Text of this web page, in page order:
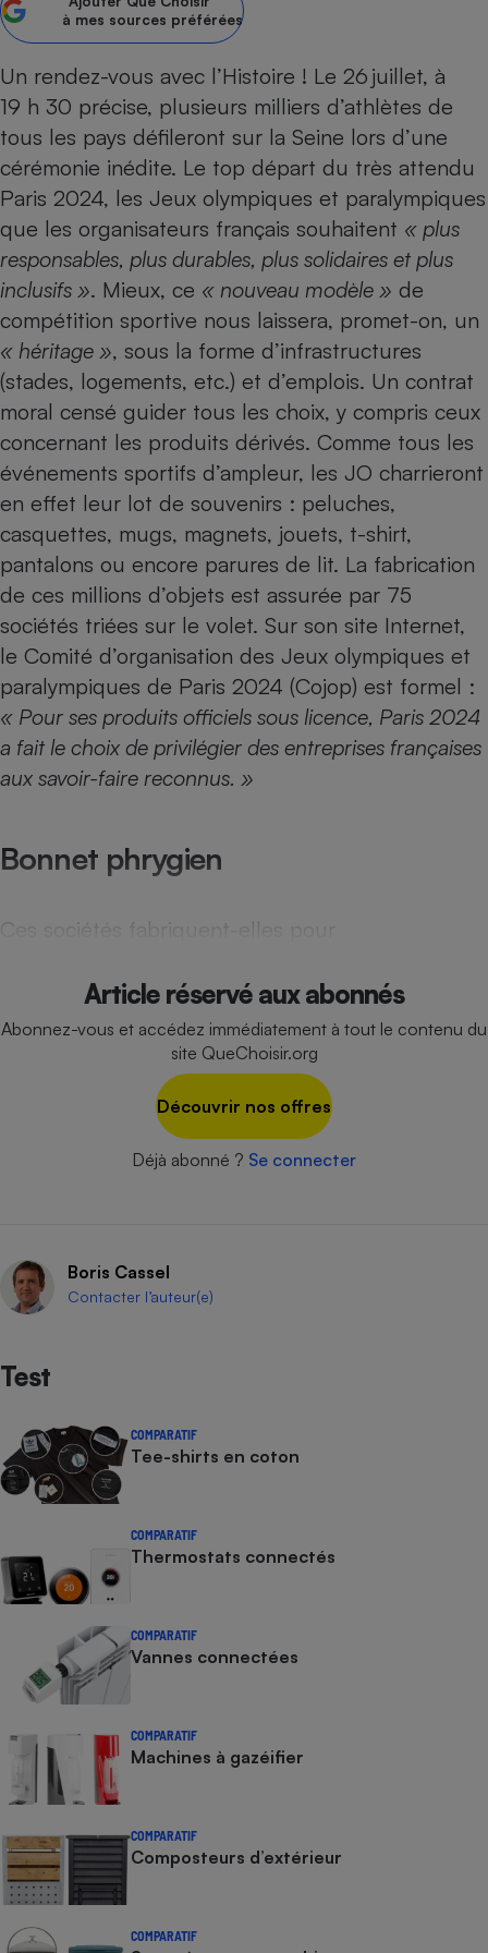
à mes sources préférées
Un rendez-vous avec l’Histoire ! Le 26 juillet, à
19 h 30 précise, plusieurs milliers d’athlètes de
tous les pays défileront sur la Seine lors d’une
cérémonie inédite. Le top départ du très attendu
Paris 2024, les Jeux olympiques et paralympiques
que les organisateurs français souhaitent « plus
responsables, plus durables, plus solidaires et plus
inclusifs ». Mieux, ce « nouveau modèle » de
compétition sportive nous laissera, promet-on, un
« héritage », sous la forme d’infrastructures
(stades, logements, etc.) et d’emplois. Un contrat
moral censé guider tous les choix, y compris ceux
concernant les produits dérivés. Comme tous les
événements sportifs d’ampleur, les JO charrieront
en effet leur lot de souvenirs : peluches,
casquettes, mugs, magnets, jouets, t-shirt,
pantalons ou encore parures de lit. La fabrication
de ces millions d’objets est assurée par 75
sociétés triées sur le volet. Sur son site Internet,
le Comité d’organisation des Jeux olympiques et
paralympiques de Paris 2024 (Cojop) est formel :
« Pour ses produits officiels sous licence, Paris 2024
a fait le choix de privilégier des entreprises françaises
aux savoir-faire reconnus. »
Bonnet phrygien
Ces sociétés fabriquent-elles pour
Article réservé aux abonnés
Abonnez-vous et accédez immédiatement à tout le contenu du
site QueChoisir.org
Découvrir nos offres
Déjà abonné ? Se connecter
Boris Cassel
Contacter l’auteur(e)
Test
COMPARATIF
Tee-shirts en coton
COMPARATIF
Thermostats connectés
COMPARATIF
Vannes connectées
COMPARATIF
Machines à gazéifier
COMPARATIF
Composteurs d’extérieur
COMPARATIF
alimentaire
bouteille
Assurance emprunteur
Banque
Lave-linge
Plaque de cuisson à
induction
Téléviseur
Téléphone mobile -
Smartphone
Antivirus
Matelas
Radiateur électrique
Climatiseur -
Ventilateur
Mutuelle
Antimoustique